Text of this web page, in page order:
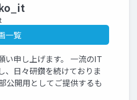
一覧
い申し上げます。 一流のIT
、日々研鑽を続けておりま
公開用としてご提供するも